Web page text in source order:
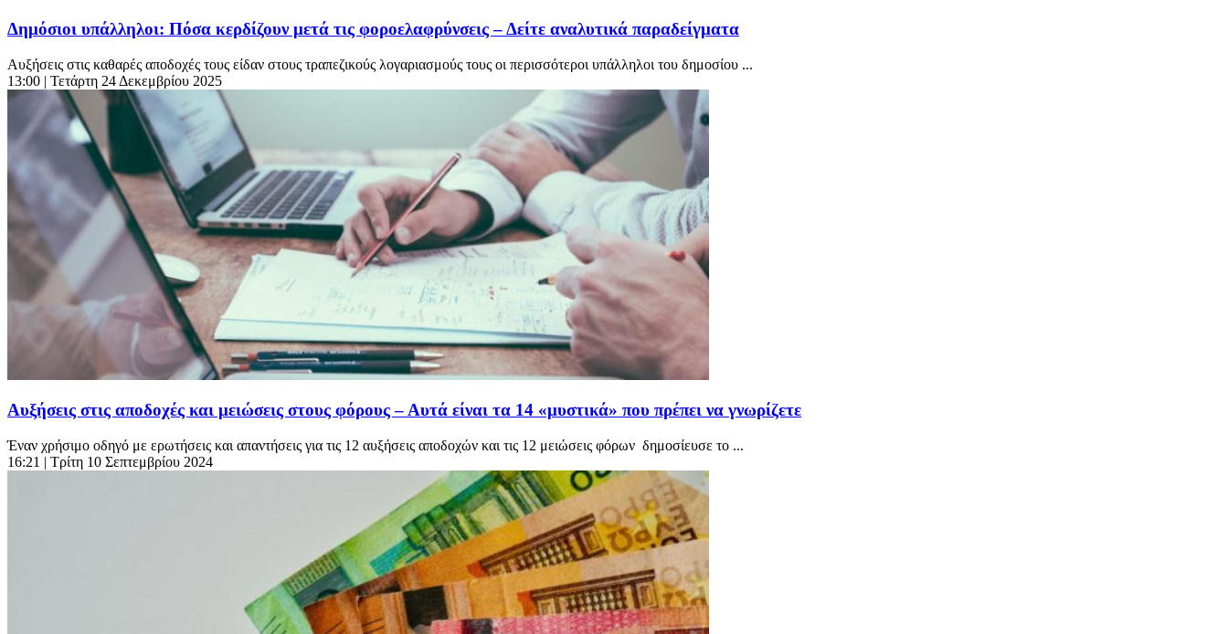
Δημόσιοι υπάλληλοι: Πόσα κερδίζουν μετά τις φοροελαφρύνσεις – Δείτε αναλυτικά παραδείγματα
Αυξήσεις στις καθαρές αποδοχές τους είδαν στους τραπεζικούς λογαριασμούς τους οι περισσότεροι υπάλληλοι του δημοσίου ...
13:00 | Τετάρτη 24 Δεκεμβρίου 2025
Αυξήσεις στις αποδοχές και μειώσεις στους φόρους – Αυτά είναι τα 14 «μυστικά» που πρέπει να γνωρίζετε
Έναν χρήσιμο οδηγό με ερωτήσεις και απαντήσεις για τις 12 αυξήσεις αποδοχών και τις 12 μειώσεις φόρων δημοσίευσε το ...
16:21 | Τρίτη 10 Σεπτεμβρίου 2024